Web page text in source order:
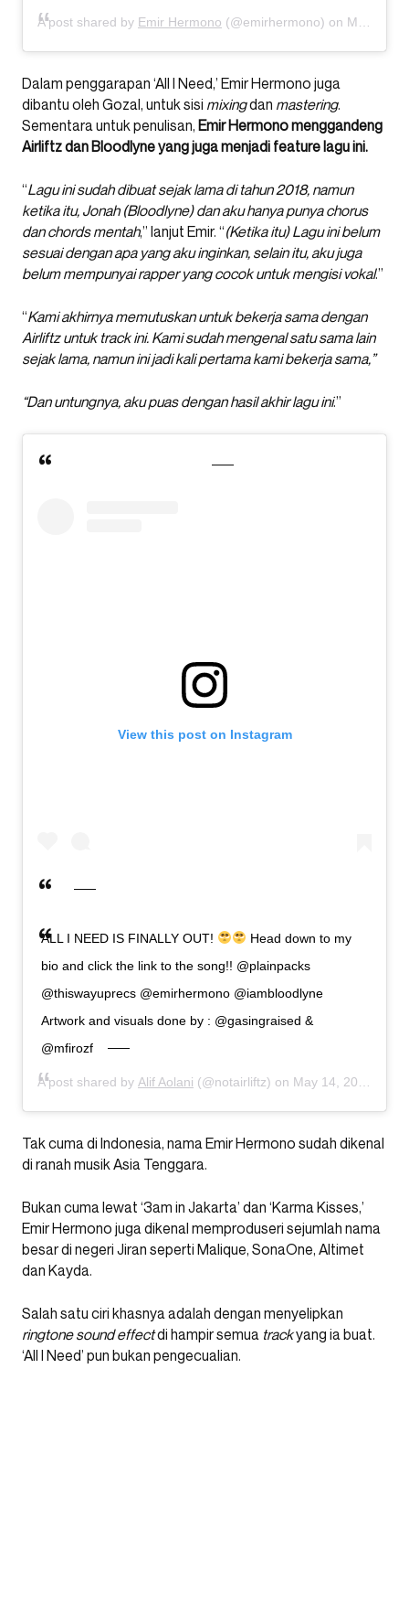
A post shared by Emir Hermono (@emirhermono) on May 14, 2020 at 8:43am PDT
Dalam penggarapan ‘All I Need,’ Emir Hermono juga
dibantu oleh Gozal, untuk sisi mixingdan mastering.
Sementara untuk penulisan, Emir Hermono menggandeng
Airliftz dan Bloodlyne yang juga menjadi feature lagu ini.
“Lagu ini sudah dibuat sejak lama di tahun 2018, namun
ketika itu, Jonah (Bloodlyne) dan aku hanya punya chorus
dan chords mentah,” lanjut Emir. “(Ketika itu) Lagu ini belum
sesuai dengan apa yang aku inginkan, selain itu, aku juga
belum mempunyai rapper yang cocok untuk mengisi vokal.”
“Kami akhirnya memutuskan untuk bekerja sama dengan
Airliftz untuk track ini. Kami sudah mengenal satu sama lain
sejak lama, namun ini jadi kali pertama kami bekerja sama,”
“Dan untungnya, aku puas dengan hasil akhir lagu ini.”
View this post on Instagram
ALL I NEED IS FINALLY OUT!
Head down to my
bio and click the link to the song!! @plainpacks
@thiswayuprecs @emirhermono @iambloodlyne
Artwork and visuals done by : @gasingraised &
@mfirozf
A post shared by Alif Aolani (@notairliftz) on May 14, 2020 at 9:14am PDT
Tak cuma di Indonesia, nama Emir Hermono sudah dikenal
di ranah musik Asia Tenggara.
Bukan cuma lewat ‘3am in Jakarta’ dan ‘Karma Kisses,’
Emir Hermono juga dikenal memproduseri sejumlah nama
besar di negeri Jiran seperti Malique, SonaOne, Altimet
dan Kayda.
Salah satu ciri khasnya adalah dengan menyelipkan
ringtone sound effectdi hampir semua trackyang ia buat.
‘All I Need’ pun bukan pengecualian.